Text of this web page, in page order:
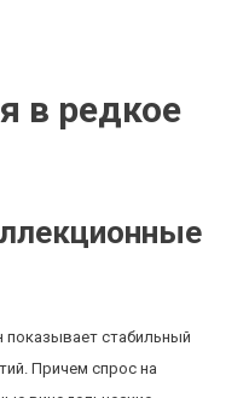
в редкое
стабильный
Причем спрос на